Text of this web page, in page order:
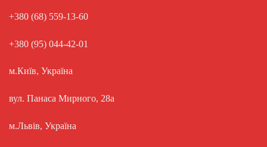
+380 (68) 559-13-60
+380 (95) 044-42-01
м.Київ, Україна
вул. Панаса Мирного, 28а
м.Львів, Україна